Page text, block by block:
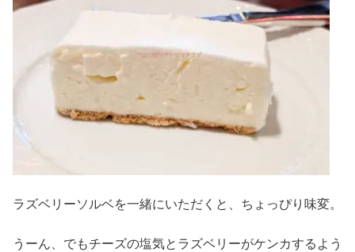
ラズベリーソルベを一緒にいただくと、ちょっぴり味変。
うーん、でもチーズの塩気とラズベリーがケンカするよう